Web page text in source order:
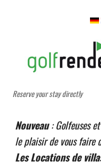
Reserve your stay directly
Nouveau: Golfeuses
le plaisir de vous faire
Les Locations de